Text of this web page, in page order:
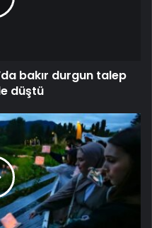
bakır durgun talep
düştü